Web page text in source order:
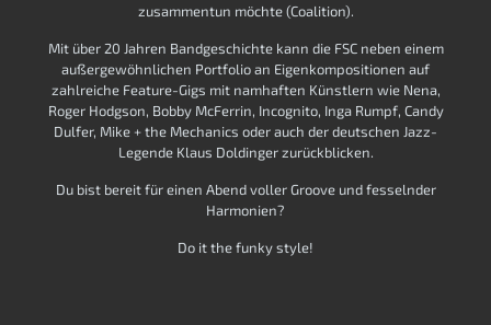
zusammentun möchte (Coalition).
Mit über 20 Jahren Bandgeschichte kann die FSC neben einem
außergewöhnlichen Portfolio an Eigenkompositionen auf
zahlreiche Feature-Gigs mit namhaften Künstlern wie Nena,
Roger Hodgson, Bobby McFerrin, Incognito, Inga Rumpf, Candy
Dulfer, Mike + the Mechanics oder auch der deutschen Jazz-
Legende Klaus Doldinger zurückblicken.
Du bist bereit für einen Abend voller Groove und fesselnder
Harmonien?
Do it the funky style!